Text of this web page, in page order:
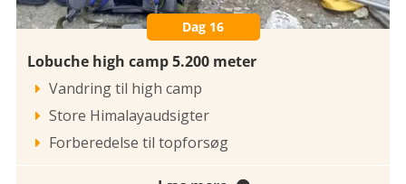
Dag 16
Lobuche high camp 5.200 meter
 Vandring til high camp
 Store Himalayaudsigter
 Forberedelse til topforsøg